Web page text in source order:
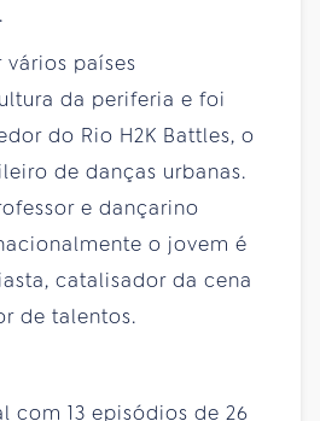
países
da periferia e foi
do Rio H2K Battles, o
de danças urbanas.
e dançarino
o jovem é
catalisador da cena
de talentos.
com 13 episódios de 26